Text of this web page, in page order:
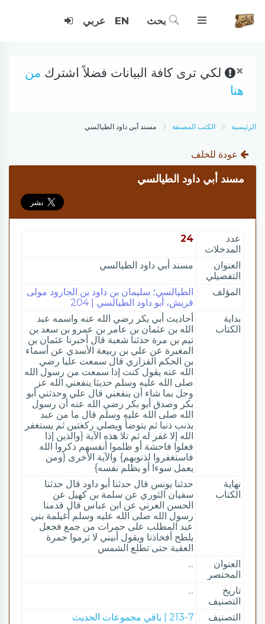
بحث EN عربي
× لكي ترى كافة البيانات فضلاً اشترك من
هنا
الرئيسية الكتب المصنفة مسند أبي داود الطيالسي
عودة للخلف
مسند أبي داود الطيالسي
عدد
المدخلات
24
العنوان
التفصيلي
مسند أبي داود الطيالسي
المؤلف
الطيالسي؛ سليمان بن داود بن الجارود مولى
قريش، أبو داود الطيالسي | 204
بداية
الكتاب
أحاديث أبي بكر رضي الله عنه واسمه عبد
الله بن عثمان بن عامر بن عمرو بن سعد بن
تيم بن مرة حدثنا شعبة قال أخبرنا عثمان بن
المغيرة عن علي بن ربيعة الأسدي عن أسماء
بن الحكم الفزاري قال سمعت عليا رضي
الله عنه يقول كنت إذا سمعت من رسول الله
صلى الله عليه وسلم حديثا ينفعني الله عز
وجل بما شاء أن ينفعني قال علي وحدثني أبو
بكر وصدق أبو بكر رضي الله عنه أن رسول
الله صلى الله عليه وسلم قال ما من عبد
يذنب ذنبا ثم يتوضأ ويصلي ركعتين ثم يستغفر
الله إلا غفر له ثم تلا هذه الآية {والذين إذا
فعلوا فاحشة أو ظلموا أنفسهم ذكروا الله
فاستغفروا لذنوبهم} والآية الأخرى {ومن
يعمل سوءا أو يظلم نفسه}
نهاية
الكتاب
حدثنا يونس قال حدثنا أبو داود قال حدثنا
سفيان الثوري عن سلمة بن كهيل عن
الحسن العرني عن ابن عباس قال قدمنا
رسول الله صلى الله عليه وسلم أغيلمة بني
عبد المطلب على حمرات من جمع فجعل
يلطح أفخاذنا ويقول أبيني لا ترموا جمرة
العقبة حتى تطلع الشمس
العنوان
المختصر
...
تاريخ
التصنيف
...
التصنيف
213-7 | باقي مجموعات الحديث